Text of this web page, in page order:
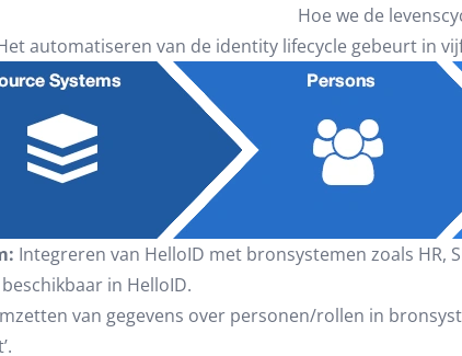
Hoe we de
automatiseren van de identity lifecycle gebeurt in
Integreren van HelloID met bronsystemen zoals HR,
in HelloID.
van gegevens over personen/rollen in